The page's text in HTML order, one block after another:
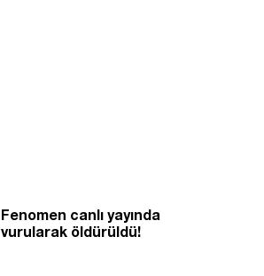
Fenomen canlı yayında
vurularak öldürüldü!